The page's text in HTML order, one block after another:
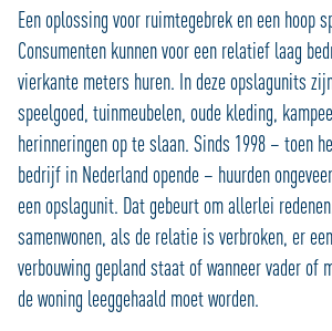
Een oplossing voor ruimtegebrek en een hoop
Consumenten kunnen voor een relatief laag
vierkante meters huren. In deze opslagunits
speelgoed, tuinmeubelen, oude kleding,
herinneringen op te slaan. Sinds 1998 – toen
bedrijf in Nederland opende – huurden
een opslagunit. Dat gebeurt om allerlei
samenwonen, als de relatie is verbroken, er
verbouwing gepland staat of wanneer vader of
de woning leeggehaald moet worden.